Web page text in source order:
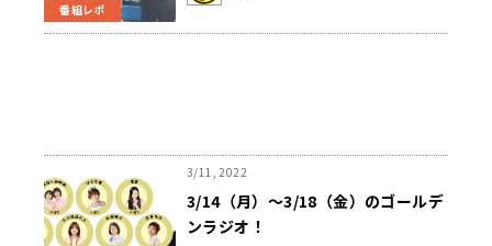
番組レポ
3/11, 2022
3/14（月）～3/18（金）のゴールデ
ンラジオ！